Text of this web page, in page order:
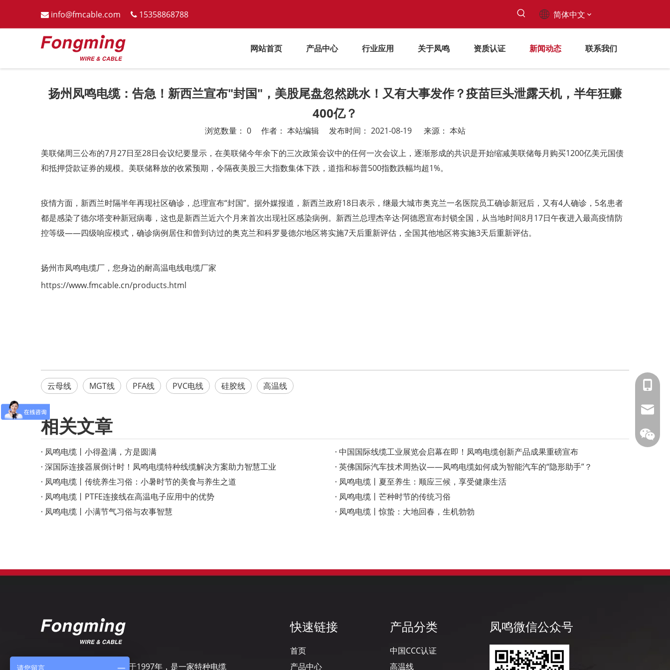
 info@fmcable.com  15358868788 简体中文
网站首页 产品中心 行业应用 关于凤鸣 资质认证 新闻动态 联系我们
扬州凤鸣电缆：告急！新西兰宣布"封国"，美股尾盘忽然跳水！又有大事发作？疫苗巨头泄露天机，半年狂赚
400亿？
浏览数量： 0作者： 本站编辑 发布时间： 2021-08-19 来源： 本站
["wechat","weibo","qzone","douban","email"]
美联储周三公布的7月27日至28日会议纪要显示，在美联储今年余下的三次政策会议中的任何一次会议上，逐渐形成的共识是开始缩减美联储每月购买1200亿美元国债
和抵押贷款证券的规模。美联储释放的收紧预期，令隔夜美股三大指数集体下跌，道指和标普500指数跌幅均超1%。
疫情方面，新西兰时隔半年再现社区确诊，总理宣布“封国”。据外媒报道，新西兰政府18日表示，继最大城市奥克兰一名医院员工确诊新冠后，又有4人确诊，5名患者
都是感染了德尔塔变种新冠病毒，这也是新西兰近六个月来首次出现社区感染病例。新西兰总理杰辛达·阿德恩宣布封锁全国，从当地时间8月17日午夜进入最高疫情防
控等级——四级响应模式，确诊病例居住和曾到访过的奥克兰和科罗曼德尔地区将实施7天后重新评估，全国其他地区将实施3天后重新评估。
扬州市凤鸣电缆厂，您身边的耐高温电线电缆厂家
https://www.fmcable.cn/products.html
云母线 MGT线 PFA线 PVC电线 硅胶线 高温线
相关文章
凤鸣电缆丨小得盈满，方是圆满
‌中国国际线缆工业展览会启幕在即！凤鸣电缆创新产品成果重磅宣布
深国际连接器展倒计时！凤鸣电缆特种线缆解决方案助力智慧工业
英佛国际汽车技术周热议——凤鸣电缆如何成为智能汽车的“隐形助手”？
凤鸣电缆丨传统养生习俗：小暑时节的美食与养生之道
凤鸣电缆丨夏至养生：顺应三候，享受健康生活
凤鸣电缆丨PTFE连接线在高温电子应用中的优势
凤鸣电缆丨芒种时节的传统习俗
凤鸣电缆丨小满节气习俗与农事智慧
凤鸣电缆丨惊蛰：大地回春，生机勃勃
扬州市凤鸣电缆厂，成立于1997年，是一家特种电缆
快速链接
首页
产品中心
产品分类
中国CCC认证
高温线
凤鸣微信公众号
请您留言